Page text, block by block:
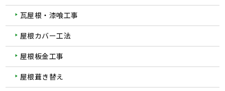
瓦屋根・漆喰工事
屋根カバー工法
屋根板金工事
屋根葺き替え